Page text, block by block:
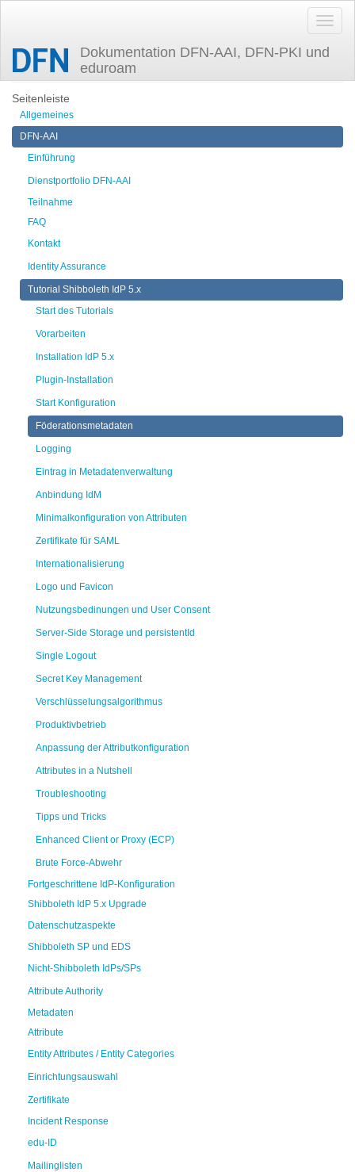
Dokumentation DFN-AAI, DFN-PKI und
eduroam
Zuletzt angesehen config-metadata
Seitenleiste
Allgemeines
DFN-AAI
Einführung
Dienstportfolio DFN-AAI
Teilnahme
FAQ
Kontakt
Identity Assurance
Tutorial Shibboleth IdP 5.x
Start des Tutorials
Vorarbeiten
Installation IdP 5.x
Plugin-Installation
Start Konfiguration
Föderationsmetadaten
Logging
Eintrag in Metadatenverwaltung
Anbindung IdM
Minimalkonfiguration von Attributen
Zertifikate für SAML
Internationalisierung
Logo und Favicon
Nutzungsbedinungen und User Consent
Server-Side Storage und persistentId
Single Logout
Secret Key Management
Verschlüsselungsalgorithmus
Produktivbetrieb
Anpassung der Attributkonfiguration
Attributes in a Nutshell
Troubleshooting
Tipps und Tricks
Enhanced Client or Proxy (ECP)
Brute Force-Abwehr
Fortgeschrittene IdP-Konfiguration
Shibboleth IdP 5.x Upgrade
Datenschutzaspekte
Shibboleth SP und EDS
Nicht-Shibboleth IdPs/SPs
Attribute Authority
Metadaten
Attribute
Entity Attributes / Entity Categories
Einrichtungsauswahl
Zertifikate
Incident Response
edu-ID
Mailinglisten